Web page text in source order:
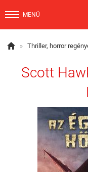
MENÜ
 » Thriller, horror
Scott